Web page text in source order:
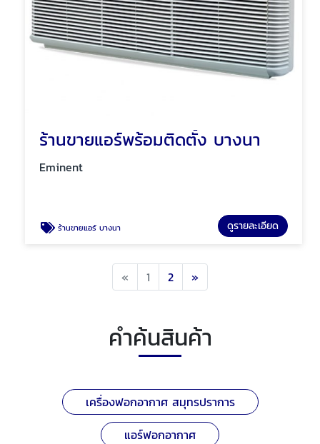
ร้านขายแอร์พร้อมติดตั้ง บางนา
Eminent
ร้านขายแอร์ บางนา ดูรายละเอียด
« Previous
1 2 »Next
คำค้นสินค้า
เครื่องฟอกอากาศ สมุทรปราการ
แอร์ฟอกอากาศ